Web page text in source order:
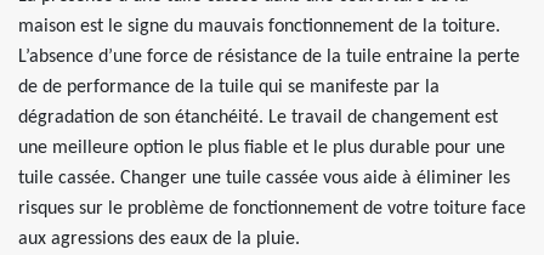
maison est le signe du mauvais fonctionnement de la toiture.
L’absence d’une force de résistance de la tuile entraine la perte
de de performance de la tuile qui se manifeste par la
dégradation de son étanchéité. Le travail de changement est
une meilleure option le plus fiable et le plus durable pour une
tuile cassée. Changer une tuile cassée vous aide à éliminer les
risques sur le problème de fonctionnement de votre toiture face
aux agressions des eaux de la pluie.